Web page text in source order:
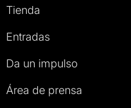
Tienda
Entradas
Da un impulso
Área de prensa